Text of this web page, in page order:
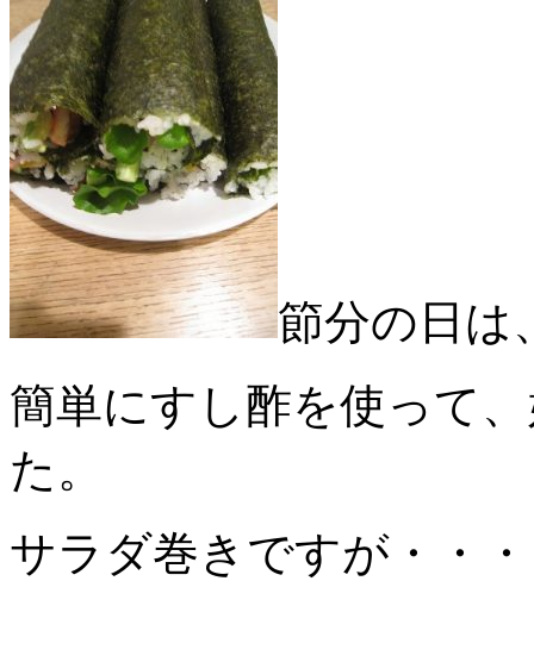
節分の日は
簡単にすし酢を使って
た。
サラダ巻きですが・・・